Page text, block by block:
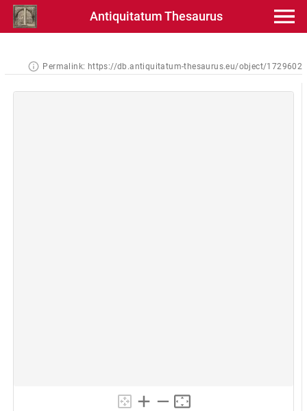
Antiquitatum Thesaurus
Permalink: https://db.antiquitatum-thesaurus.eu/object/1729602